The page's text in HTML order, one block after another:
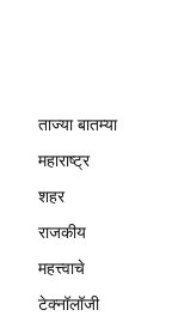
ताज्या बातम्या
महाराष्ट्र
शहर
राजकीय
महत्त्वाचे
टेक्नॉलॉजी